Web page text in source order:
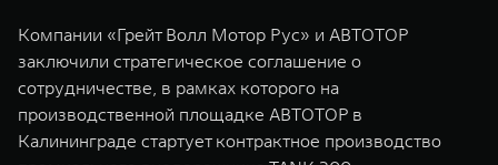
Компании «Грейт Волл Мотор Рус» и АВТОТОР
заключили стратегическое соглашение о
сотрудничестве, в рамках которого на
производственной площадке АВТОТОР в
Калининграде стартует контрактное производство